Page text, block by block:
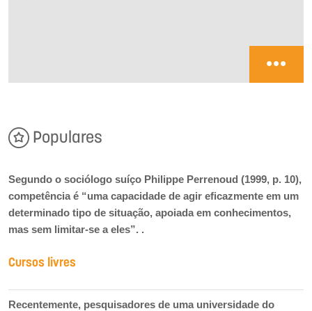
Populares
Segundo o sociólogo suíço Philippe Perrenoud (1999, p. 10),
competência é “uma capacidade de agir eficazmente em um
determinado tipo de situação, apoiada em conhecimentos,
mas sem limitar-se a eles”. .
Cursos livres
Recentemente, pesquisadores de uma universidade do